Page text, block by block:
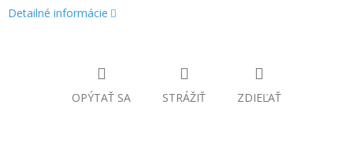
Detailné informácie
OPÝTAŤ SA STRÁŽIŤ ZDIEĽAŤ